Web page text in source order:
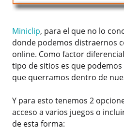
Miniclip, para el que no lo
donde podemos distraernos
online. Como factor
tipo de sitios es que
que querramos dentro de
Y para esto tenemos 2
acceso a varios juegos o
de esta forma: